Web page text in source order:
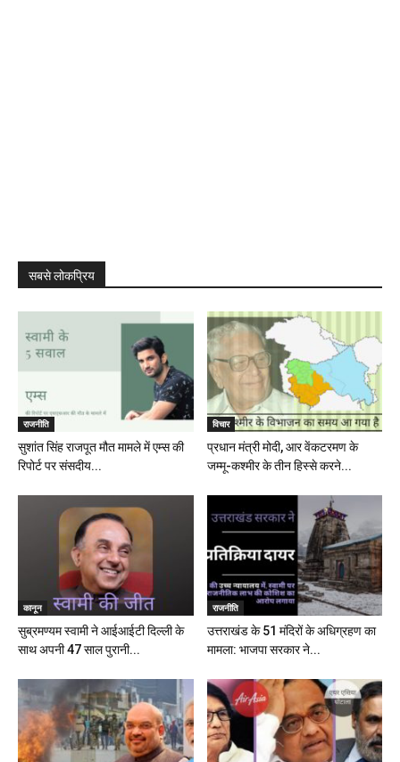
सबसे लोकप्रिय
राजनीति
सुशांत सिंह राजपूत मौत मामले में एम्स की
रिपोर्ट पर संसदीय...
विचार
प्रधान मंत्री मोदी, आर वेंकटरमण के
जम्मू-कश्मीर के तीन हिस्से करने...
कानून
सुब्रमण्यम स्वामी ने आईआईटी दिल्ली के
साथ अपनी 47 साल पुरानी...
राजनीति
उत्तराखंड के 51 मंदिरों के अधिग्रहण का
मामला: भाजपा सरकार ने...